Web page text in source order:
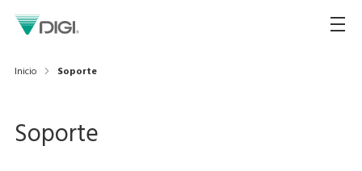
Inicio Soporte
Soporte